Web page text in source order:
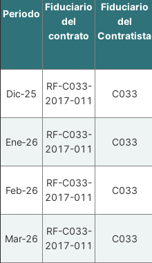
Periodo
Fiduciario
del
contrato
Fiduciario
del
Contratista
Dic‑25
RF-C033-
2017-011
C033
Ene‑26
RF-C033-
2017-011
C033
Feb‑26
RF-C033-
2017-011
C033
Mar‑26
RF-C033-
2017-011
C033